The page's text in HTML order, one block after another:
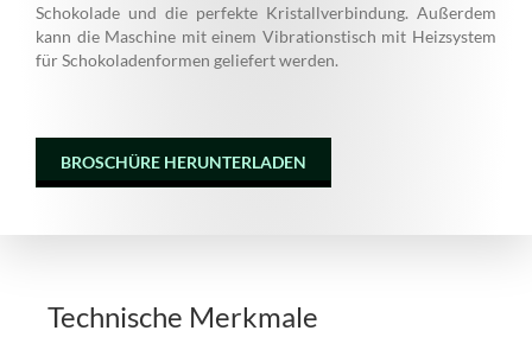
Schokolade und die perfekte Kristallverbindung. Außerdem
kann die Maschine mit einem Vibrationstisch mit Heizsystem
für Schokoladenformen geliefert werden.
BROSCHÜRE HERUNTERLADEN
Technische Merkmale